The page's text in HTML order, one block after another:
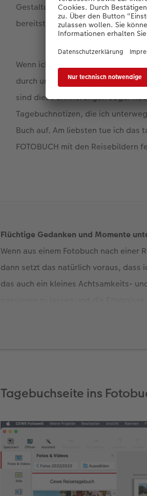
Gestaltungsvorlage entworfen,
bereitstelle.
Wenn ich dann mein Fotobuch
durch unsere Urlaubsbilder
sind diese Erinnerungen sogar
Tagebuchnotizen, die ich
Buch auf. Am liebsten tue ich das
FOTOBUCH mit den Reisebildern
Flüchtige Gedanken und Momente
Wenn aus einem Fotobuch nach einer
dann setzt das natürlich voraus, dass
das auch ein kleines Achtsamkeits-
wunderbare Tage beim Erkunden
Tagebuchseite ins